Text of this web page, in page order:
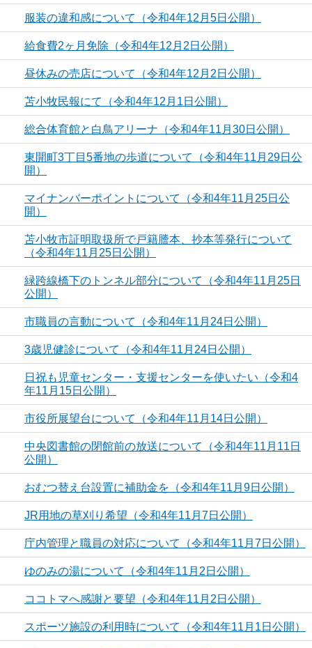
服装の違和感について（令和4年12月5日公開）
給食費2ヶ月免除（令和4年12月2日公開）
昼休みの売店について（令和4年12月2日公開）
苫小牧民報にて（令和4年12月1日公開）
総合体育館と白鳥アリーナ（令和4年11月30日公開）
東開町3丁目5番地の歩道について（令和4年11月29日公
開）
マイナンバーポイントについて（令和4年11月25日公
開）
苫小牧市証明取扱所で戸籍謄本、抄本等発行について
（令和4年11月25日公開）
緑跨線橋下のトンネル部分について（令和4年11月25日
公開）
市職員の言動について（令和4年11月24日公開）
3歳児健診について（令和4年11月24日公開）
日祝も児童センター・支援センターを使いたい（令和4
年11月15日公開）
市役所展望台について（令和4年11月14日公開）
中央図書館の閉館前の放送について（令和4年11月11日
公開）
おむつ替え台設置に補助金を（令和4年11月9日公開）
JR用地の草刈り希望（令和4年11月7日公開）
庁内管理と職員の対応について（令和4年11月7日公開）
ゆのみの湯について（令和4年11月2日公開）
ココトマへ感謝と要望（令和4年11月2日公開）
スポーツ施設の利用時について（令和4年11月1日公開）